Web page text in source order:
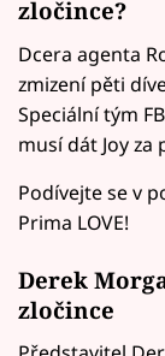
zločince?
Dcera agenta
zmizení pěti
Speciální tým
musí dát Joy za
Podívejte se v
Prima LOVE!
Derek
zločince